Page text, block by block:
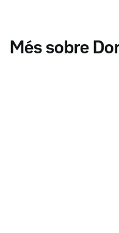
Més sobre